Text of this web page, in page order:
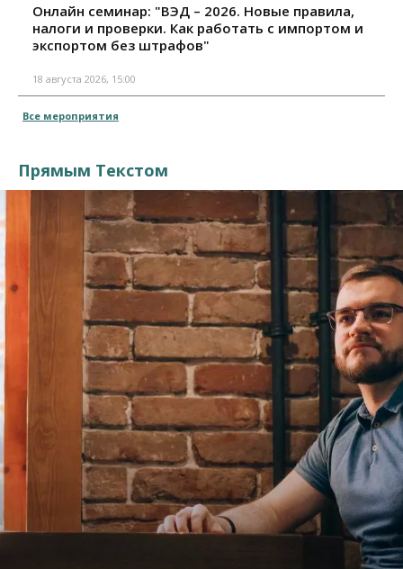
Онлайн семинар: "ВЭД – 2026. Новые правила,
налоги и проверки. Как работать с импортом и
экспортом без штрафов"
18 августа 2026, 15:00
Все мероприятия
Прямым Текстом